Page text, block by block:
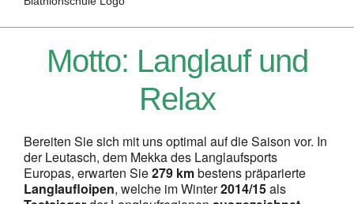
Motto: Langlauf und
Relax
Bereiten Sie sich mit uns optimal auf die Saison vor. In
der Leutasch, dem Mekka des Langlaufsports
Europas, erwarten Sie279 kmbestens präparierte
Langlaufloipen, welche im Winter2014/15als